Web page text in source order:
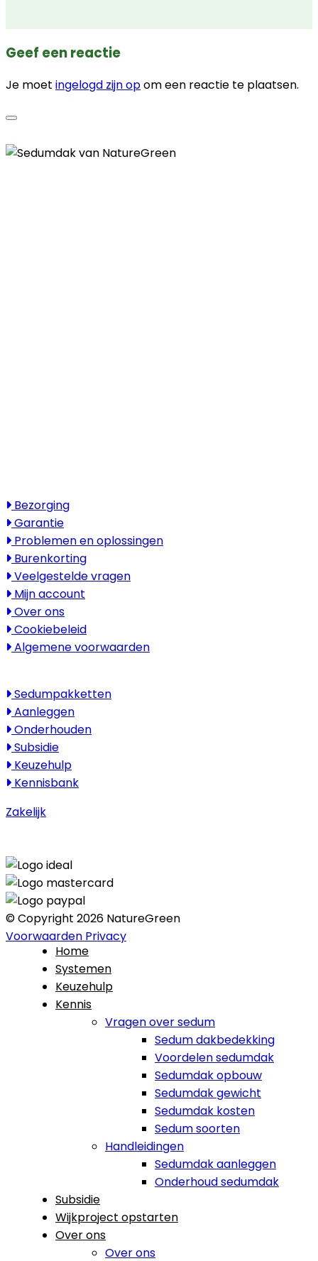
Geef een reactie
Je moet ingelogd zijn opom een reactie te plaatsen.
Bezorging
Garantie
Problemen en oplossingen
Burenkorting
Veelgestelde vragen
Mijn account
Over ons
Cookiebeleid
Algemene voorwaarden
Sedumpakketten
Aanleggen
Onderhouden
Subsidie
Keuzehulp
Kennisbank
Zakelijk
© Copyright 2026 NatureGreen
Voorwaarden Privacy
Home
Systemen
Keuzehulp
Kennis
Vragen over sedum
Sedum dakbedekking
Voordelen sedumdak
Sedumdak opbouw
Sedumdak gewicht
Sedumdak kosten
Sedum soorten
Handleidingen
Sedumdak aanleggen
Onderhoud sedumdak
Subsidie
Wijkproject opstarten
Over ons
Over ons